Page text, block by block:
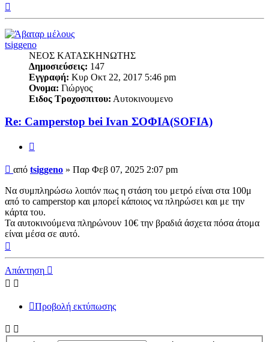
tsiggeno
ΝΕΟΣ ΚΑΤΑΣΚΗΝΩΤΗΣ
Δημοσιεύσεις: 147
Εγγραφή: Κυρ Οκτ 22, 2017 5:46 pm
Ονομα: Γιώργος
Ειδος Τροχοσπιτου: Αυτοκινουμενο
Re: Camperstop bei Ivan ΣΟΦΙΑ(SOFIA)
Δημοσίευση
από tsiggeno » Παρ Φεβ 07, 2025 2:07 pm
Να συμπληρώσω λοιπόν πως η στάση του μετρό είναι στα 100μ
από το camperstop και μπορεί κάποιος να πληρώσει και με την
κάρτα του.
Τα αυτοκινούμενα πληρώνουν 10€ την βραδιά άσχετα πόσα άτομα
είναι μέσα σε αυτό.
Απάντηση
Προβολή εκτύπωσης